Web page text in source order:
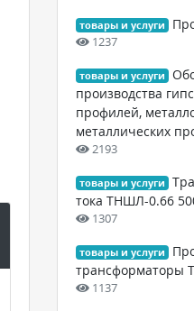
товары и услуги
1237
товары и услуги
производства
профилей,
металлических
2193
товары и услуги
тока ТНШЛ-0.66
1307
товары и услуги
трансформаторы
1137